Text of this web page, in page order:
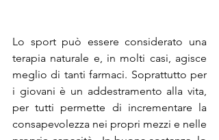
Lo sport può essere considerato una
terapia naturale e, in molti casi, agisce
meglio di tanti farmaci. Soprattutto per
i giovani è un addestramento alla vita,
per tutti permette di incrementare la
consapevolezza nei propri mezzi e nelle